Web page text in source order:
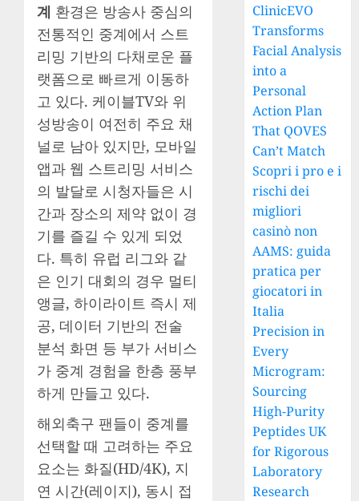
계 환경은 방송사 중심의
전통적인 중계에서 스트
리밍 기반의 다채로운 플
랫폼으로 빠르게 이동하
고 있다. 케이블TV와 위
성방송이 여전히 주요 채
널로 남아 있지만, 모바일
앱과 웹 스트리밍 서비스
의 발달로 시청자들은 시
간과 장소의 제약 없이 경
기를 즐길 수 있게 되었
다. 특히 유럽 리그와 같
은 인기 대회의 경우 멀티
앵글, 하이라이트 즉시 제
공, 데이터 기반의 전술
분석 화면 등 부가 서비스
가 중계 경험을 한층 풍부
하게 만들고 있다.
해외축구 팬들이 중계를
선택할 때 고려하는 주요
요소는 화질(HD/4K), 지
연 시간(레이지), 동시 접
ClinicEVO
Transforms
Facial Analysis
into a
Personal
Action Plan
That QOVES
Can’t Match
Scopri i pro e i
rischi dei
migliori
casinò non
AAMS: guida
pratica per
giocatori in
Italia
Precision in
Every
Microgram:
Sourcing
High-Purity
Peptides UK
for Rigorous
Laboratory
Research